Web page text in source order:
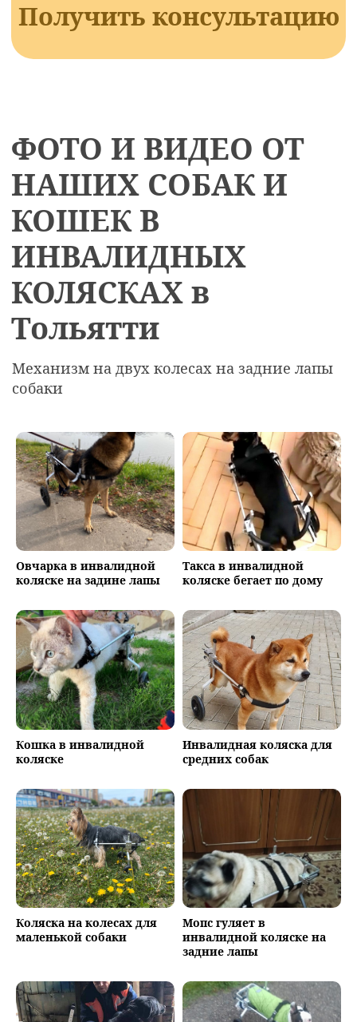
Овчарка в инвалидной
коляске на задине лапы
Такса в инвалидной
коляске бегает по дому
Кошка в инвалидной
коляске
Инвалидная коляска для
средних собак
Коляска на колесах для
маленькой собаки
Мопс гуляет в
инвалидной коляске на
задние лапы